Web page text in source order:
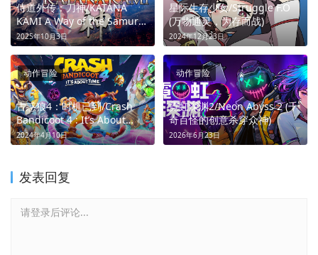
侍道外传：刀神/KATANA
KAMI A Way of the Samurai
Story (侍道新生，剑斩宿命)
2025年10月3日
星际生存少女/Struggle F.O
(万物通灵，为存而战)
2024年12月23日
古惑狼4：时机已到/Crash
Bandicoot 4 : It’s About
Time (穿越时空，拯救世界)
2024年4月10日
动作冒险
霓虹深渊2/Neon Abyss 2 (千
奇百怪的创意杀穿众神)
2026年6月23日
动作冒险
发表回复
请登录后评论...